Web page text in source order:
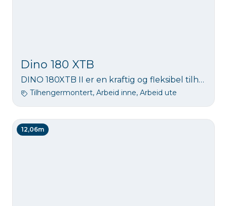
Dino 180 XTB
DINO 180XTB II er en kraftig og fleksibel tilhengerlift med 18 meters arbeidshøyde. Den er batteridrevet og gir sikker tilgang til arbeid i høyden, både for profesjonelle og privatpersoner som trenger ekstra rekkevidde.
Tilhengermontert, Arbeid inne, Arbeid ute
12,06m